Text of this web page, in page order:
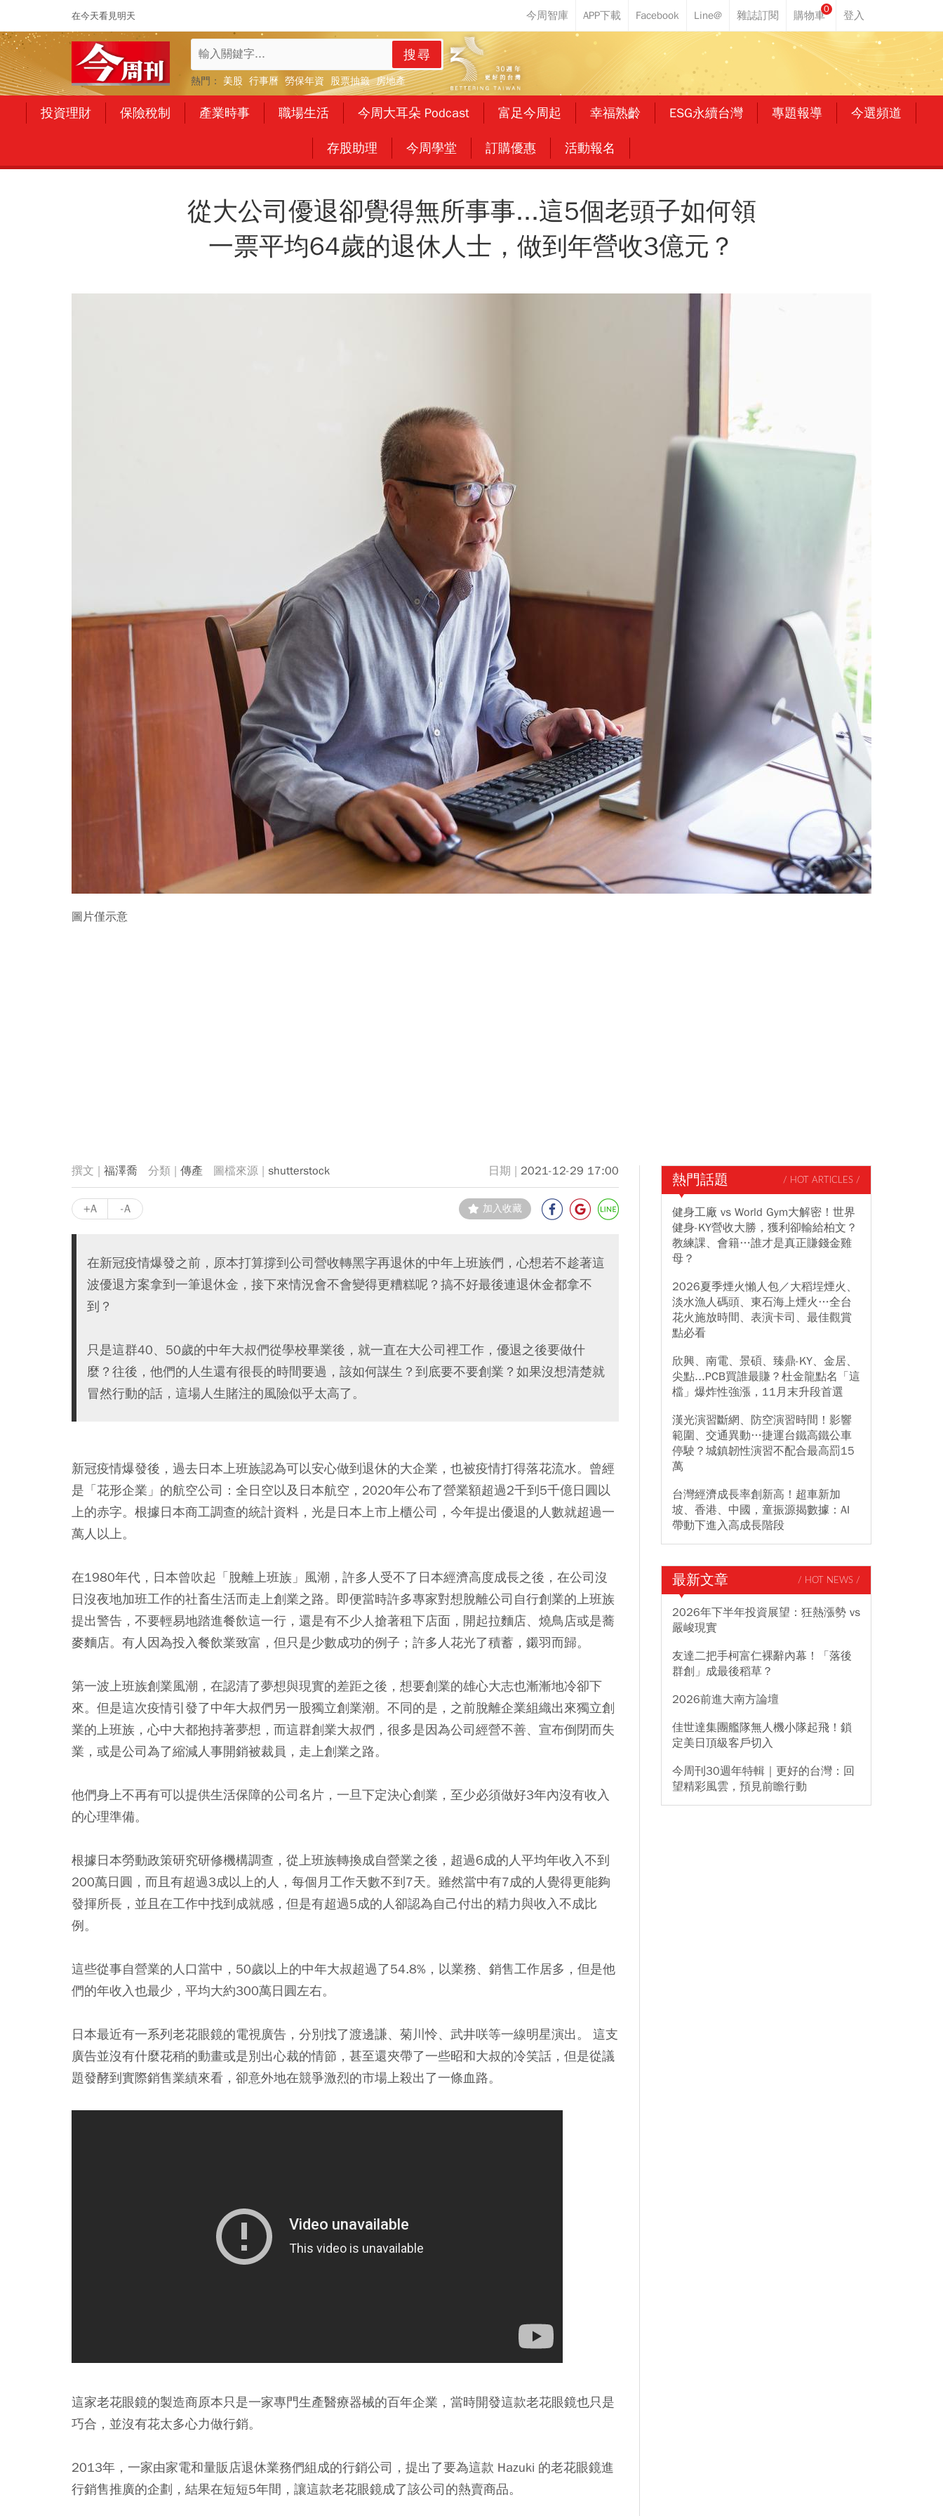
在今天看見明天
0
搜尋
熱門： 美股 行事曆 勞保年資 股票抽籤 房地產
投資理財 保險稅制 產業時事 職場生活 今周大耳朵 Podcast 富足今周起 幸福熟齡 ESG永續台灣 專題報導 今選頻道
存股助理 今周學堂 訂購優惠 活動報名
從大公司優退卻覺得無所事事...這5個老頭子如何領
一票平均64歲的退休人士，做到年營收3億元？
圖片僅示意
福澤喬 傳產 shutterstock 2021-12-29 17:00
+A -A 加入收藏
在新冠疫情爆發之前，原本打算撐到公司營收轉黑字再退休的中年上班族們，心想若不趁著這
波優退方案拿到一筆退休金，接下來情況會不會變得更糟糕呢？搞不好最後連退休金都拿不
到？
只是這群40、50歲的中年大叔們從學校畢業後，就一直在大公司裡工作，優退之後要做什
麼？往後，他們的人生還有很長的時間要過，該如何謀生？到底要不要創業？如果沒想清楚就
冒然行動的話，這場人生賭注的風險似乎太高了。
新冠疫情爆發後，過去日本上班族認為可以安心做到退休的大企業，也被疫情打得落花流水。曾經
是「花形企業」的航空公司：全日空以及日本航空，2020年公布了營業額超過2千到5千億日圓以
上的赤字。根據日本商工調查的統計資料，光是日本上市上櫃公司，今年提出優退的人數就超過一
萬人以上。
在1980年代，日本曾吹起「脫離上班族」風潮，許多人受不了日本經濟高度成長之後，在公司沒
日沒夜地加班工作的社畜生活而走上創業之路。即便當時許多專家對想脫離公司自行創業的上班族
提出警告，不要輕易地踏進餐飲這一行，還是有不少人搶著租下店面，開起拉麵店、燒鳥店或是蕎
麥麵店。有人因為投入餐飲業致富，但只是少數成功的例子；許多人花光了積蓄，鎩羽而歸。
第一波上班族創業風潮，在認清了夢想與現實的差距之後，想要創業的雄心大志也漸漸地冷卻下
來。但是這次疫情引發了中年大叔們另一股獨立創業潮。不同的是，之前脫離企業組織出來獨立創
業的上班族，心中大都抱持著夢想，而這群創業大叔們，很多是因為公司經營不善、宣布倒閉而失
業，或是公司為了縮減人事開銷被裁員，走上創業之路。
他們身上不再有可以提供生活保障的公司名片，一旦下定決心創業，至少必須做好3年內沒有收入
的心理準備。
根據日本勞動政策研究研修機構調查，從上班族轉換成自營業之後，超過6成的人平均年收入不到
200萬日圓，而且有超過3成以上的人，每個月工作天數不到7天。雖然當中有7成的人覺得更能夠
發揮所長，並且在工作中找到成就感，但是有超過5成的人卻認為自己付出的精力與收入不成比
例。
這些從事自營業的人口當中，50歲以上的中年大叔超過了54.8%，以業務、銷售工作居多，但是他
們的年收入也最少，平均大約300萬日圓左右。
日本最近有一系列老花眼鏡的電視廣告，分別找了渡邊謙、菊川怜、武井咲等一線明星演出。 這支
廣告並沒有什麼花稍的動畫或是別出心裁的情節，甚至還夾帶了一些昭和大叔的冷笑話，但是從議
題發酵到實際銷售業績來看，卻意外地在競爭激烈的市場上殺出了一條血路。
這家老花眼鏡的製造商原本只是一家專門生產醫療器械的百年企業，當時開發這款老花眼鏡也只是
巧合，並沒有花太多心力做行銷。
2013年，一家由家電和量販店退休業務們組成的行銷公司，提出了要為這款 Hazuki 的老花眼鏡進
行銷售推廣的企劃，結果在短短5年間，讓這款老花眼鏡成了該公司的熱賣商品。
熱門話題 / HOT ARTICLES /
健身工廠 vs World Gym大解密！世界
健身-KY營收大勝，獲利卻輸給柏文？
教練課、會籍…誰才是真正賺錢金雞
母？
2026夏季煙火懶人包／大稻埕煙火、
淡水漁人碼頭、東石海上煙火…全台
花火施放時間、表演卡司、最佳觀賞
點必看
欣興、南電、景碩、臻鼎-KY、金居、
尖點...PCB買誰最賺？杜金龍點名「這
檔」爆炸性強漲，11月末升段首選
漢光演習斷網、防空演習時間！影響
範圍、交通異動…捷運台鐵高鐵公車
停駛？城鎮韌性演習不配合最高罰15
萬
台灣經濟成長率創新高！超車新加
坡、香港、中國，童振源揭數據：AI
帶動下進入高成長階段
最新文章 / HOT NEWS /
2026年下半年投資展望：狂熱漲勢 vs
嚴峻現實
友達二把手柯富仁裸辭內幕！「落後
群創」成最後稻草？
2026前進大南方論壇
佳世達集團艦隊無人機小隊起飛！鎖
定美日頂級客戶切入
今周刊30週年特輯｜更好的台灣：回
望精彩風雲，預見前瞻行動